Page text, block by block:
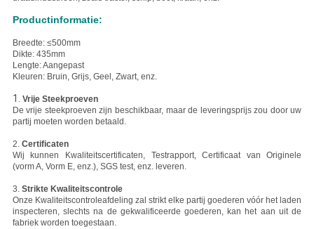
Productinformatie:
Breedte: ≤500mm
Dikte: 435mm
Lengte: Aangepast
Kleuren: Bruin, Grijs, Geel, Zwart, enz.
1. Vrije Steekproeven
De vrije steekproeven zijn beschikbaar, maar de leveringsprijs zou door uw
partij moeten worden betaald.
2. Certificaten
Wij kunnen Kwaliteitscertificaten, Testrapport, Certificaat van Originele
(vorm A, Vorm E, enz.), SGS test, enz. leveren.
3. Strikte Kwaliteitscontrole
Onze Kwaliteitscontroleafdeling zal strikt elke partij goederen vóór het laden
inspecteren, slechts na de gekwalificeerde goederen, kan het aan uit de
fabriek worden toegestaan.